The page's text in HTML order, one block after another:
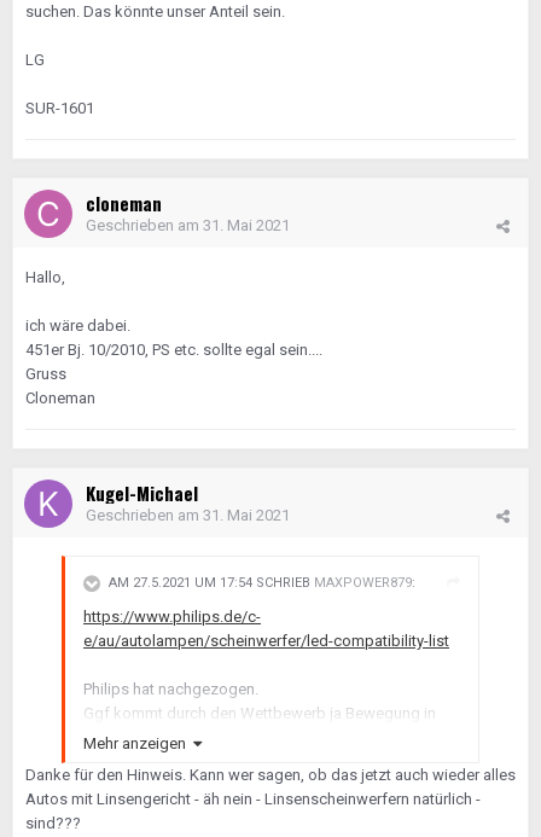
suchen. Das könnte unser Anteil sein.
LG
SUR-1601
cloneman
Geschrieben am 31. Mai 2021
Hallo,
ich wäre dabei.
451er Bj. 10/2010, PS etc. sollte egal sein....
Gruss
Cloneman
Kugel-Michael
Geschrieben am 31. Mai 2021
AM 27.5.2021 UM 17:54 SCHRIEB MAXPOWER879:
https://www.philips.de/c-
e/au/autolampen/scheinwerfer/led-compatibility-list
Philips hat nachgezogen.
Ggf kommt durch den Wettbewerb ja Bewegung in
die Fahrzeuglisten.
Mehr anzeigen
Danke für den Hinweis. Kann wer sagen, ob das jetzt auch wieder alles
Autos mit Linsengericht - äh nein - Linsenscheinwerfern natürlich -
sind???